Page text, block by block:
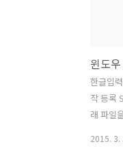
지, 혹은
럼, 능력
을 너무
때가 많
윈도
한글입
작 등록
래 파일
2015. 3.